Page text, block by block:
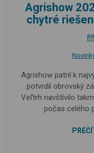
Agrishow
chytré
Agrishow patril k
potvrdil obrovský
Veľtrh navštívilo
počas celého